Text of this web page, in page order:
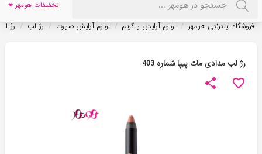
تخفیفات هومهر ❤
فروشگاه اینترنتی هومهر / لوازم آرایش و گریم / لوازم آرایش صورت / رژ لب / رژ
رژ لب مدادی مات پیپا شماره 403